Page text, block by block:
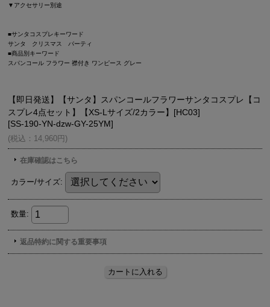
▼アクセサリー別途
■サンタコスプレキーワード
サンタ クリスマス パーティ
■商品別キーワード
スパンコール フラワー 襟付き ワンピース グレー